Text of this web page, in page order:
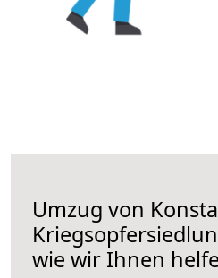
Umzug von
wie wir Ihnen